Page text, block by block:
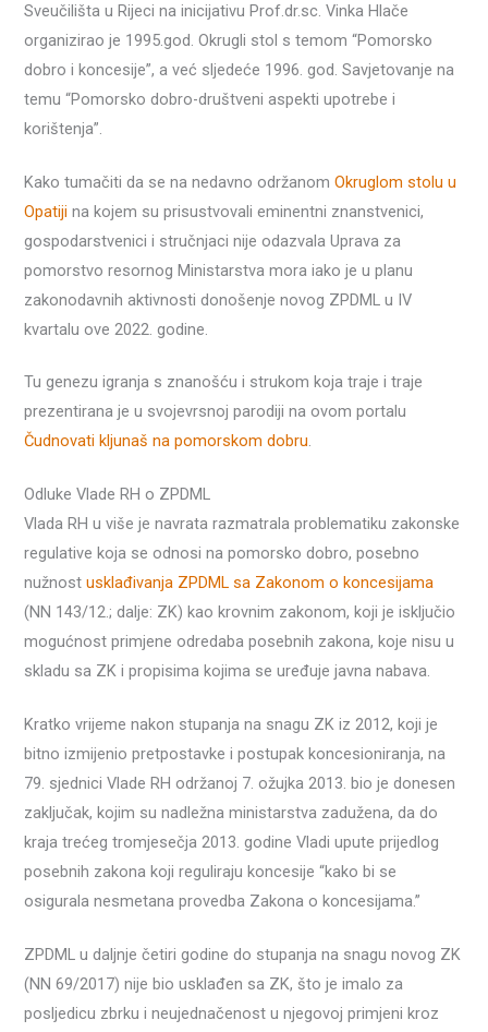
Sveučilišta u Rijeci na inicijativu Prof.dr.sc. Vinka Hlače
organizirao je 1995.god. Okrugli stol s temom “Pomorsko
dobro i koncesije”, a već sljedeće 1996. god. Savjetovanje na
temu “Pomorsko dobro-društveni aspekti upotrebe i
korištenja”.
Kako tumačiti da se na nedavno održanomOkruglom stolu u
Opatiji na kojem su prisustvovali eminentni znanstvenici,
gospodarstvenici i stručnjaci nije odazvala Uprava za
pomorstvo resornog Ministarstva mora iako je u planu
zakonodavnih aktivnosti donošenje novog ZPDML u IV
kvartalu ove 2022. godine.
Tu genezu igranja s znanošću i strukom koja traje i traje
prezentirana je u svojevrsnoj parodiji na ovom portalu
Čudnovati kljunaš na pomorskom dobru.
Odluke Vlade RH o ZPDML
Vlada RH u više je navrata razmatrala problematiku zakonske
regulative koja se odnosi na pomorsko dobro, posebno
nužnostusklađivanja ZPDML sa Zakonom o koncesijama
(NN 143/12.; dalje: ZK) kao krovnim zakonom, koji je isključio
mogućnost primjene odredaba posebnih zakona, koje nisu u
skladu sa ZK i propisima kojima se uređuje javna nabava.
Kratko vrijeme nakon stupanja na snagu ZK iz 2012, koji je
bitno izmijenio pretpostavke i postupak koncesioniranja, na
79. sjednici Vlade RH održanoj 7. ožujka 2013. bio je donesen
zaključak, kojim su nadležna ministarstva zadužena, da do
kraja trećeg tromjesečja 2013. godine Vladi upute prijedlog
posebnih zakona koji reguliraju koncesije “kako bi se
osigurala nesmetana provedba Zakona o koncesijama.”
ZPDML u daljnje četiri godine do stupanja na snagu novog ZK
(NN 69/2017) nije bio usklađen sa ZK, što je imalo za
posljedicu zbrku i neujednačenost u njegovoj primjeni kroz